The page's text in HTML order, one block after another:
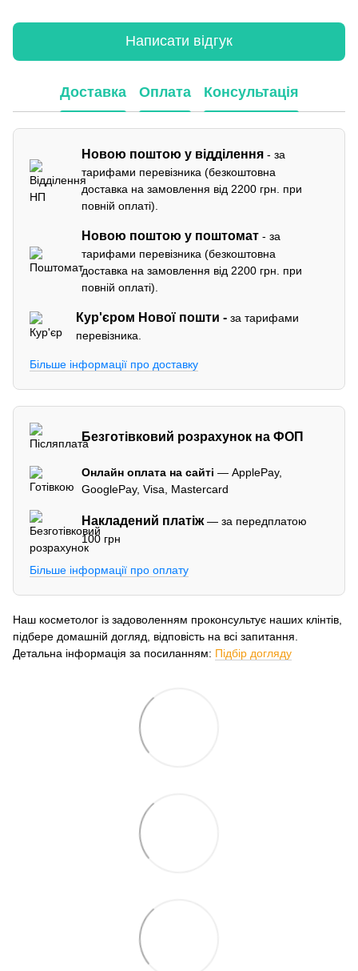
Написати відгук
Доставка Оплата Консультація
Новою поштою у відділення - за
тарифами перевізника (безкоштовна
доставка на замовлення від 2200 грн. при
повній оплаті).
Новою поштою у поштомат - за
тарифами перевізника (безкоштовна
доставка на замовлення від 2200 грн. при
повній оплаті).
Кур'єром Нової пошти -за тарифами
перевізника.
Більше інформації про доставку
Безготівковий розрахунок на ФОП
Онлайн оплата на сайті — ApplePay,
GooglePay, Visa, Mastercard
Накладений платіж— за передплатою
100 грн
Більше інформації про оплату
Наш косметолог із задоволенням проконсультує наших клінтів,
підбере домашній догляд, відповість на всі запитання.
Детальна інформація за посиланням: Підбір догляду